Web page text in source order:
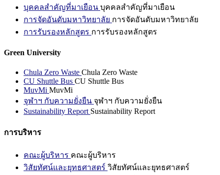
บุคคลสำคัญที่มาเยือน บุคคลสำคัญที่มาเยือน
การจัดอันดับมหาวิทยาลัย การจัดอันดับมหาวิทยาลัย
การรับรองหลักสูตร การรับรองหลักสูตร
Green University
Chula Zero Waste Chula Zero Waste
CU Shuttle Bus CU Shuttle Bus
MuvMi MuvMi
จุฬาฯ กับความยั่งยืน จุฬาฯ กับความยั่งยืน
Sustainability Report Sustainability Report
การบริหาร
คณะผู้บริหาร คณะผู้บริหาร
วิสัยทัศน์และยุทธศาสตร์ วิสัยทัศน์และยุทธศาสตร์